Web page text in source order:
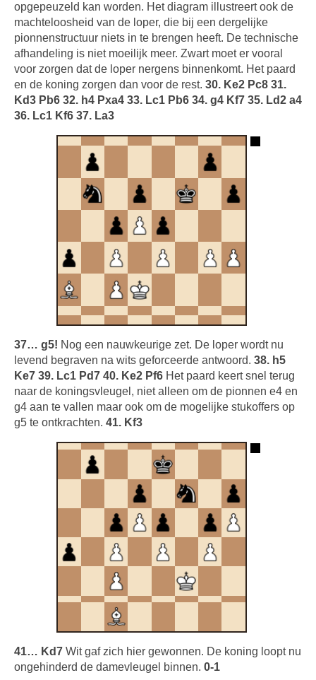
opgepeuzeld kan worden. Het diagram illustreert ook de
machteloosheid van de loper, die bij een dergelijke
pionnenstructuur niets in te brengen heeft. De technische
afhandeling is niet moeilijk meer. Zwart moet er vooral
voor zorgen dat de loper nergens binnenkomt. Het paard
en de koning zorgen dan voor de rest. 30. Ke2 Pc8 31.
Kd3 Pb6 32. h4 Pxa4 33. Lc1 Pb6 34. g4 Kf7 35. Ld2 a4
36. Lc1 Kf6 37. La3
37… g5! Nog een nauwkeurige zet. De loper wordt nu
levend begraven na wits geforceerde antwoord. 38. h5
Ke7 39. Lc1 Pd7 40. Ke2 Pf6 Het paard keert snel terug
naar de koningsvleugel, niet alleen om de pionnen e4 en
g4 aan te vallen maar ook om de mogelijke stukoffers op
g5 te ontkrachten. 41. Kf3
41… Kd7 Wit gaf zich hier gewonnen. De koning loopt nu
ongehinderd de damevleugel binnen. 0-1